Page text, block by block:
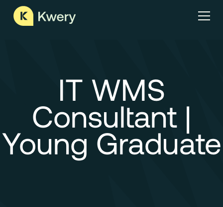
IT WMS
Consultant |
Young Graduate